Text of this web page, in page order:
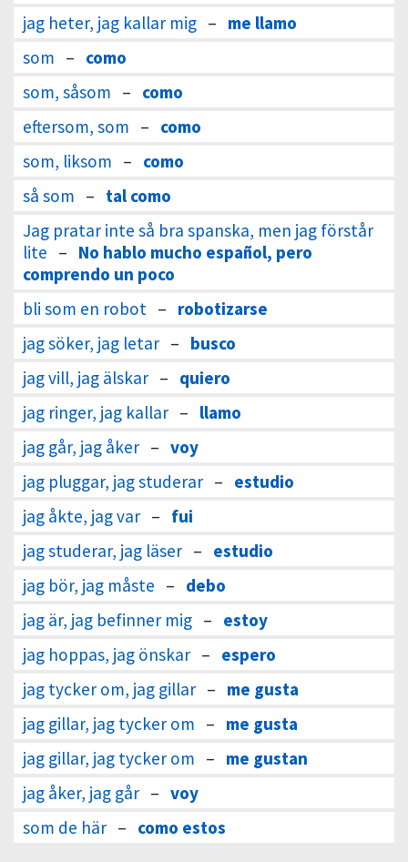
jag heter, jag kallar mig – me llamo
som – como
som, såsom – como
eftersom, som – como
som, liksom – como
så som – tal como
Jag pratar inte så bra spanska, men jag förstår
lite – No hablo mucho español, pero
comprendo un poco
bli som en robot – robotizarse
jag söker, jag letar – busco
jag vill, jag älskar – quiero
jag ringer, jag kallar – llamo
jag går, jag åker – voy
jag pluggar, jag studerar – estudio
jag åkte, jag var – fui
jag studerar, jag läser – estudio
jag bör, jag måste – debo
jag är, jag befinner mig – estoy
jag hoppas, jag önskar – espero
jag tycker om, jag gillar – me gusta
jag gillar, jag tycker om – me gusta
jag gillar, jag tycker om – me gustan
jag åker, jag går – voy
som de här – como estos